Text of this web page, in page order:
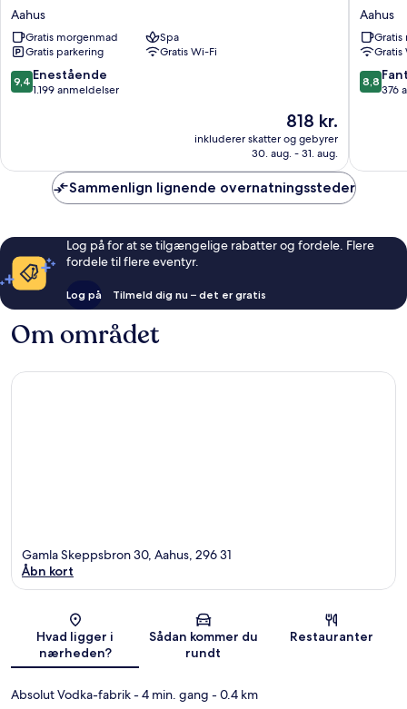
Seaside
Aahus
Aahus
Gratis morgenmad
Spa
Gratis parkering
Gratis Wi-Fi
9.4
ud
anmeldelser
9,4 Enestående
1.199 anmeldelser
Prisen
818 kr.
818 kr.
inkluderer skatter og gebyrer
30. aug. - 31. aug.
Briggen
i
Åhus
Aahus
Aahus
Gratis
Gratis
8.8
ud
8,8
376
Sammenlign lignende overnatningssteder
Log på for at se tilgængelige rabatter og fordele. Flere
fordele til flere eventyr.
Log på Tilmeld dig nu – det er gratis
Om området
Kort
Gamla Skeppsbron 30, Aahus, 296 31
Åbn kort
Hvad ligger i
nærheden?
Sådan kommer du
rundt
Restauranter
Absolut Vodka-fabrik- 4 min. gang - 0.4 km